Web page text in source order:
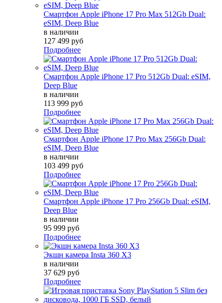
Смартфон Apple iPhone 17 Pro Max 512Gb Dual:
eSIM, Deep Blue
в наличии
127 499 руб
Подробнее
Смартфон Apple iPhone 17 Pro 512Gb Dual: eSIM,
Deep Blue
в наличии
113 999 руб
Подробнее
Смартфон Apple iPhone 17 Pro Max 256Gb Dual:
eSIM, Deep Blue
в наличии
103 499 руб
Подробнее
Смартфон Apple iPhone 17 Pro 256Gb Dual: eSIM,
Deep Blue
в наличии
95 999 руб
Подробнее
Экшн камера Insta 360 X3
в наличии
37 629 руб
Подробнее